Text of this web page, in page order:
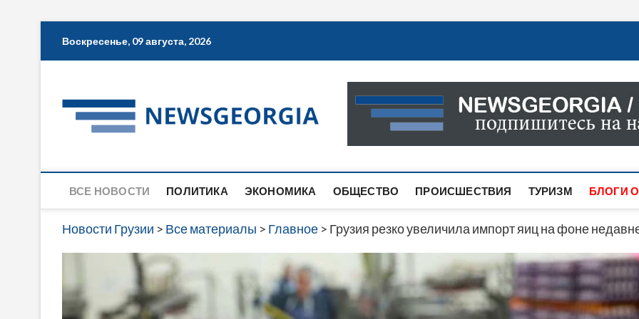
Воскресенье, 09 августа, 2026
Новости Грузии
САМАЯ АКТУАЛЬНАЯ ИНФОРМАЦИЯ О СОБЫТИЯХ
САЙТЕ ВЫ НАЙДЕТЕ НОВОСТИ ПОЛИТИКИ,
ВСЕ НОВОСТИ ПОЛИТИКА ЭКОНОМИКА ОБЩЕСТВО ПРОИСШЕСТВИЯ ТУРИЗМ БЛОГИ
Новости Грузии > Все материалы > Главное > Грузия резко увеличила импорт яиц на фоне